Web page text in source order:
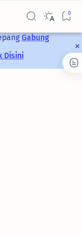
Gabung
Disini